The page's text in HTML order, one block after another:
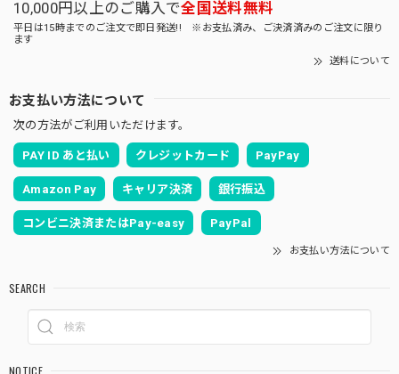
10,000円以上のご購入で全国送料無料
平日は15時までのご注文で即日発送!! ※お支払済み、ご決済済みのご注文に限り
ます
送料について
お支払い方法について
次の方法がご利用いただけます。
PAY ID あと払い クレジットカード PayPay
Amazon Pay キャリア決済 銀行振込
コンビニ決済またはPay-easy PayPal
お支払い方法について
SEARCH